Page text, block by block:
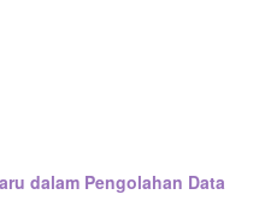
dalam Pengolahan Data